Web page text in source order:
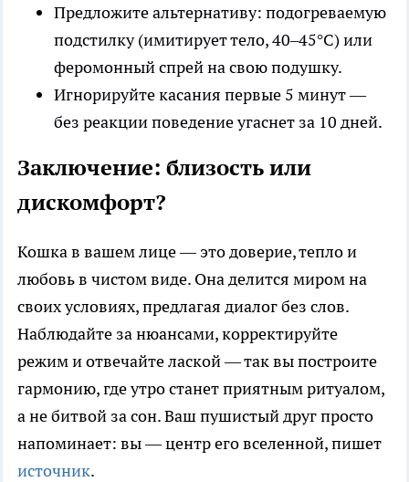
Предложите альтернативу: подогреваемую
подстилку (имитирует тело, 40–45°C) или
феромонный спрей на свою подушку.
Игнорируйте касания первые 5 минут —
без реакции поведение угаснет за 10 дней.
Заключение: близость или
дискомфорт?
Кошка в вашем лице — это доверие, тепло и
любовь в чистом виде. Она делится миром на
своих условиях, предлагая диалог без слов.
Наблюдайте за нюансами, корректируйте
режим и отвечайте лаской — так вы построите
гармонию, где утро станет приятным ритуалом,
а не битвой за сон. Ваш пушистый друг просто
напоминает: вы — центр его вселенной, пишет
источник.